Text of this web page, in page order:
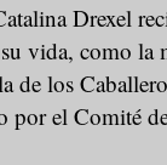
Drexel
vida, como la
de los
por el Comité